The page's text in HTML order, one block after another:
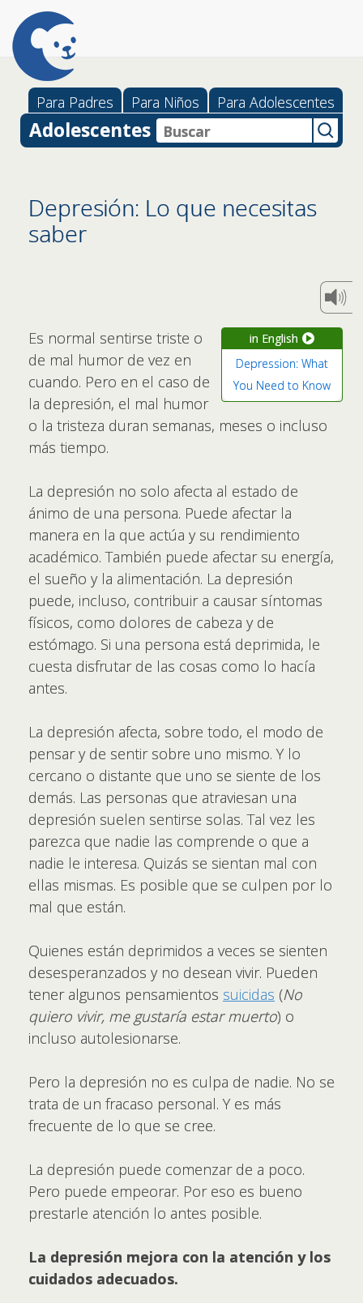
Para Padres Para Niños Para Adolescentes
Adolescentes
Depresión: Lo que necesitas
saber
in English
Depression: What
You Need to Know
Es normal sentirse triste o
de mal humor de vez en
cuando. Pero en el caso de
la depresión, el mal humor
o la tristeza duran semanas, meses o incluso
más tiempo.
La depresión no solo afecta al estado de
ánimo de una persona. Puede afectar la
manera en la que actúa y su rendimiento
académico. También puede afectar su energía,
el sueño y la alimentación. La depresión
puede, incluso, contribuir a causar síntomas
físicos, como dolores de cabeza y de
estómago. Si una persona está deprimida, le
cuesta disfrutar de las cosas como lo hacía
antes.
La depresión afecta, sobre todo, el modo de
pensar y de sentir sobre uno mismo. Y lo
cercano o distante que uno se siente de los
demás. Las personas que atraviesan una
depresión suelen sentirse solas. Tal vez les
parezca que nadie las comprende o que a
nadie le interesa. Quizás se sientan mal con
ellas mismas. Es posible que se culpen por lo
mal que están.
Quienes están deprimidos a veces se sienten
desesperanzados y no desean vivir. Pueden
tener algunos pensamientos suicidas (No
quiero vivir, me gustaría estar muerto) o
incluso autolesionarse.
Pero la depresión no es culpa de nadie. No se
trata de un fracaso personal. Y es más
frecuente de lo que se cree.
La depresión puede comenzar de a poco.
Pero puede empeorar. Por eso es bueno
prestarle atención lo antes posible.
La depresión mejora con la atención y los
cuidados adecuados.